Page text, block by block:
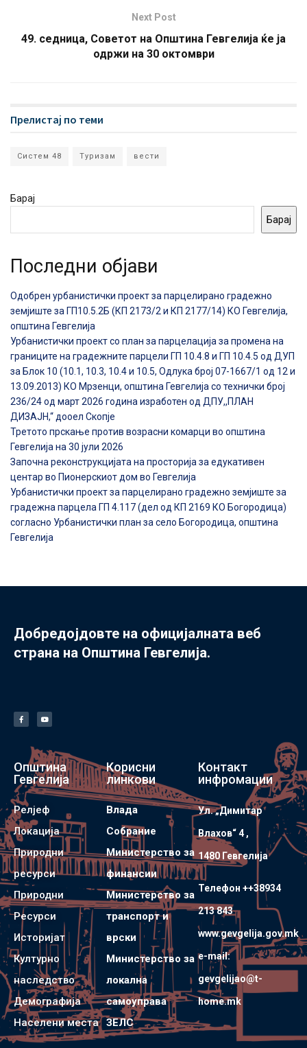
Next Post
49. седница, Советот на Општина Гевгелија ќе ја
одржи на 30 октомври
Прелистај по теми
Систем 48 Туризам вести
Барај
Барај
Последни објави
Одобрен урбанистички проект за парцелирано градежно
земјиште за ГП10.5.2Б (КП 2173/2 и КП 2177/14) КО Гевгелија,
општина Гевгелија
Урбанистички проект со план за парцелација за промена на
границите на градежните парцели ГП 10.4.8 и ГП 10.4.5 од ДУП
за Блок 10 (10.1, 10.3, 10.4 и 10.5, Одлука број 07-1667/1 од 12 и
13.09.2013) КО Мрзенци, општина Гевгелија со технички број
236/24 од март 2026 година изработен од ДПУ,,ПЛАН
ДИЗАЈН,“ дооел Скопје
Третото прскање против возрасни комарци во општина
Гевгелија на 30 јули 2026
Започна реконструкцијата на просторија за едукативен
центар во Пионерскиот дом во Гевгелија
Урбанистички проект за парцелирано градежно земјиште за
градежна парцела ГП 4.117 (дел од КП 2169 КО Богородица)
согласно Урбанистички план за село Богородица, општина
Гевгелија
Добредојдовте на официјалната веб
страна на Општина Гевгелија.
Општина
Гевгелија
Релјеф
Локација
Природни
ресурси
Природни
Ресурси
Историјат
Културно
наследство
Демографија
Населени места
Корисни
линкови
Влада
Собрание
Министерство за
финансии
Министерство за
транспорт и
врски
Министерство за
локална
самоуправа
ЗЕЛС
Контакт
инфромации
Ул. „Димитар
Влахов“ 4 ,
1480 Гевгелијa
Телефон ++38934
213 843
www.gevgelija.gov.mk
e-mail:
gevgelijao@t-
home.mk